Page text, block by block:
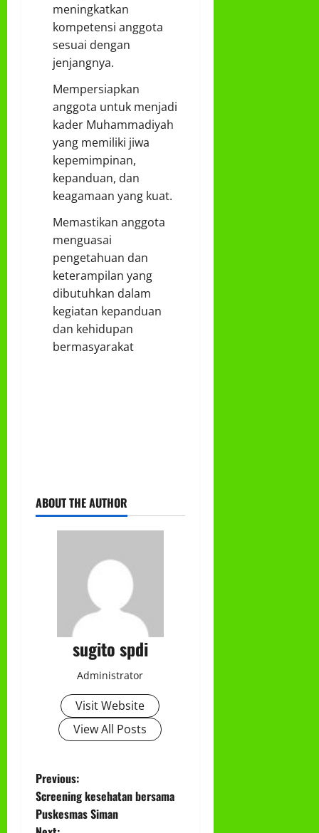
meningkatkan
kompetensi anggota
sesuai dengan
jenjangnya.
Mempersiapkan
anggota untuk menjadi
kader Muhammadiyah
yang memiliki jiwa
kepemimpinan,
kepanduan, dan
keagamaan yang kuat.
Memastikan anggota
menguasai
pengetahuan dan
keterampilan yang
dibutuhkan dalam
kegiatan kepanduan
dan kehidupan
bermasyarakat
ABOUT THE AUTHOR
sugito spdi
Administrator
Visit Website
View All Posts
P
o
Previous:
Screening kesehatan bersama
Puskesmas Siman